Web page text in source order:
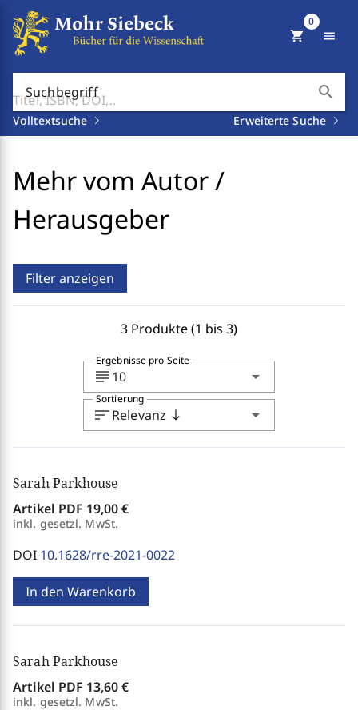
Suchbegriff search
Volltextsuche Erweiterte Suche
shopping_cart
0
menu
Mehr vom Autor /
Herausgeber
Filter anzeigen
3 Produkte (1 bis 3)
subject 10 arrow_drop_down
Ergebnisse pro Seite
sortRelevanz south arrow_drop_down
Sortierung
Sarah Parkhouse
Artikel PDF 19,00 €
inkl. gesetzl. MwSt.
DOI 10.1628/rre-2021-0022
In den Warenkorb
Sarah Parkhouse
Artikel PDF 13,60 €
inkl. gesetzl. MwSt.